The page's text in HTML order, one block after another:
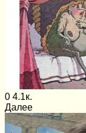
0 4.1к.
Далее